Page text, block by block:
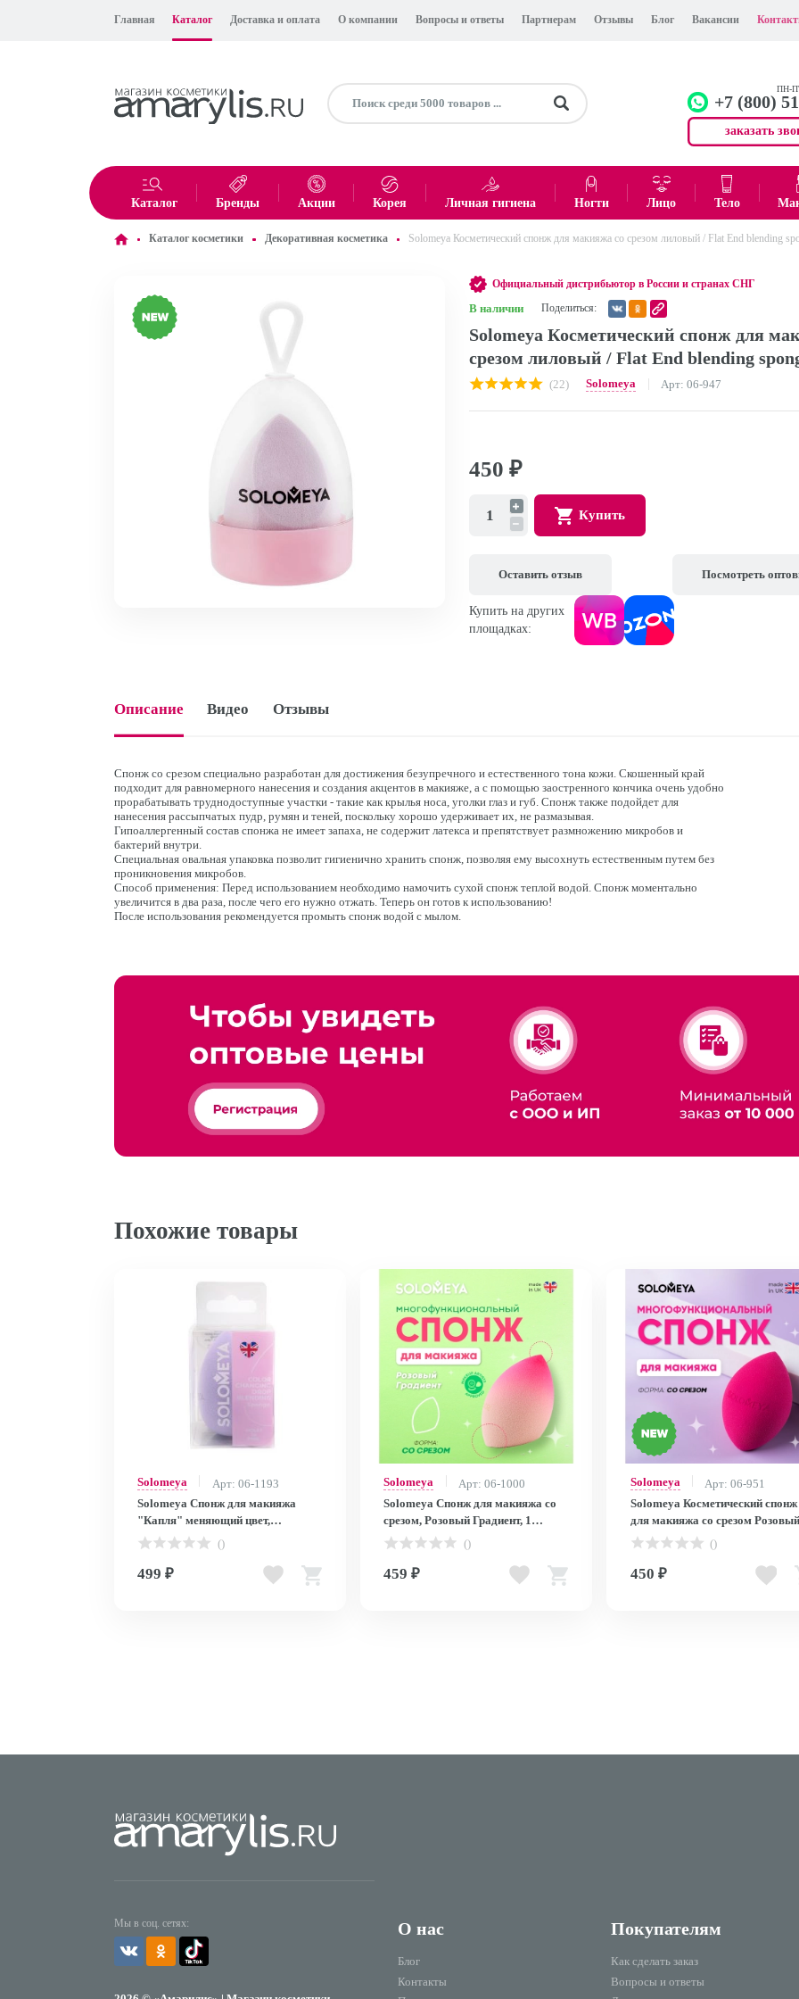
Главная Каталог Доставка и оплата О компании Вопросы и ответы Партнерам Отзывы Блог Вакансии
ПН-
+7 (800)
заказать
Офис +7 (499)
Итого: 0 ₽
Каталог Бренды Акции Корея Личная гигиена Ногти Лицо Тело
Каталог косметики Декоративная косметика Solomeya Косметический спонж для макияжа со срезом лиловый / Flat End blending
Официальный дистрибьютор в России и странах СНГ
В наличии Поделиться:
Solomeya Косметический спонж для
срезом лиловый / Flat End blending
(22) Solomeya Арт: 06-947
450 ₽
Купить
Оставить отзыв Посмотреть
Купить на других
площадках:
Описание Видео Отзывы
Спонж со срезом специально разработан для достижения безупречного и естественного тона кожи. Скошенный край
подходит для равномерного нанесения и создания акцентов в макияже, а с помощью заостренного кончика очень удобно
прорабатывать труднодоступные участки - такие как крылья носа, уголки глаз и губ. Спонж также подойдет для
нанесения рассыпчатых пудр, румян и теней, поскольку хорошо удерживает их, не размазывая.
Гипоаллергенный состав спонжа не имеет запаха, не содержит латекса и препятствует размножению микробов и
бактерий внутри.
Специальная овальная упаковка позволит гигиенично хранить спонж, позволяя ему высохнуть естественным путем без
проникновения микробов.
Способ применения: Перед использованием необходимо намочить сухой спонж теплой водой. Спонж моментально
увеличится в два раза, после чего его нужно отжать. Теперь он готов к использованию!
После использования рекомендуется промыть спонж водой с мылом.
Похожие товары
Solomeya
Арт: 06-1193
Solomeya Спонж для макияжа
"Капля" меняющий цвет,
Фиолетово-розовый, 1шт./Color
Changing Drop blending sponge,
Violet-Pink, 1 pcs.
()
499 ₽
Solomeya
Арт: 06-1000
Solomeya Спонж для макияжа со
срезом, Розовый Градиент, 1
шт./Solomeya Flat End blending
sponge, Pink Gradient, 1 pcs.
()
459 ₽
Solomeya
Арт: 06-951
Solomeya Косметический спонж
для макияжа со срезом
Flat End blending sponge Pink
()
450 ₽
Мы в соц. сетях: О нас
Блог
Контакты
Покупателям
Как сделать заказ
Вопросы и ответы